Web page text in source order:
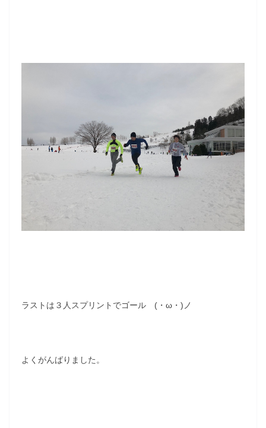
ラストは３人スプリントでゴール (・ω・)ノ
よくがんばりました。